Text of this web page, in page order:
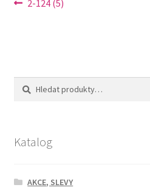
Navigace
2-124 (5)
Hledat:
Hledat
Katalog
AKCE, SLEVY